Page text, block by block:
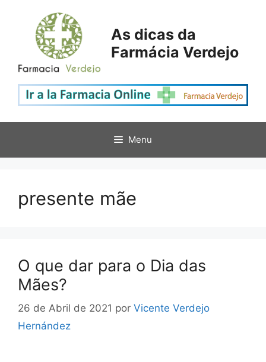
conteúdo
As dicas da
Farmácia Verdejo
Menu
presente mãe
O que dar para o Dia das
Mães?
26 de Abril de 2021 por Vicente Verdejo
Hernández